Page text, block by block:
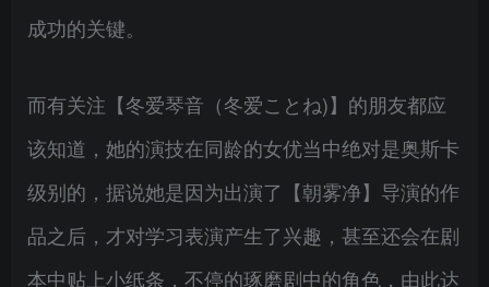
成功的关键。
而有关注【冬爱琴音（冬爱ことね)】的朋友都应
该知道，她的演技在同龄的女优当中绝对是奥斯卡
级别的，据说她是因为出演了【朝雾净】导演的作
品之后，才对学习表演产生了兴趣，甚至还会在剧
本中贴上小纸条，不停的琢磨剧中的角色，由此达